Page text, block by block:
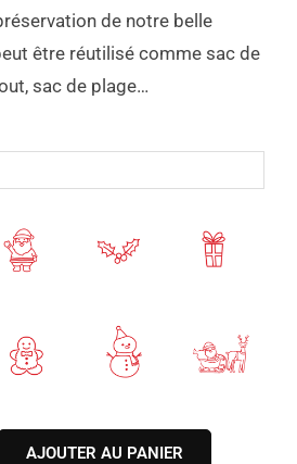
de notre belle
être réutilisé comme sac de
sac de plage…
AJOUTER AU PANIER